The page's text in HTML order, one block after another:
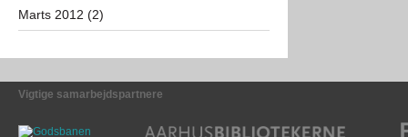
Marts 2012 (2)
Vigtige samarbejdspartnere